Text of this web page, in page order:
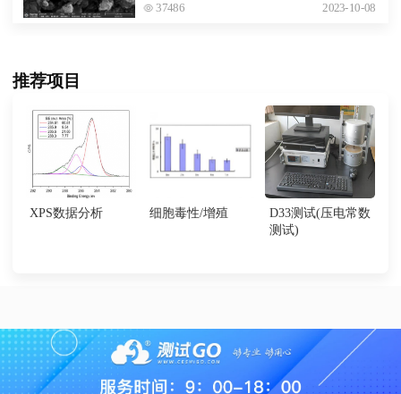
37486 2023-10-08
推荐项目
XPS数据分析 细胞毒性/增殖
D33测试(压电常数
测试)